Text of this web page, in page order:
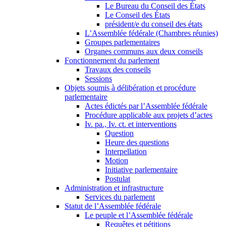
Le Bureau du Conseil des États
Le Conseil des États
président/e du conseil des états
L’Assemblée fédérale (Chambres réunies)
Groupes parlementaires
Organes communs aux deux conseils
Fonctionnement du parlement
Travaux des conseils
Sessions
Objets soumis à délibération et procédure
parlementaire
Actes édictés par l’Assemblée fédérale
Procédure applicable aux projets d’actes
Iv. pa., Iv. ct. et interventions
Question
Heure des questions
Interpellation
Motion
Initiative parlementaire
Postulat
Administration et infrastructure
Services du parlement
Statut de l’Assemblée fédérale
Le peuple et l’Assemblée fédérale
Requêtes et pétitions